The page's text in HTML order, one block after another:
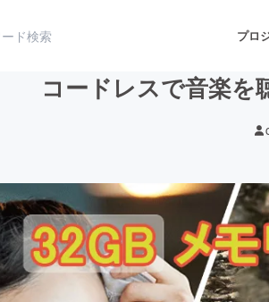
プロ
・写真 音楽
ロジー・ガジェット ゲーム・
コードレスで音楽